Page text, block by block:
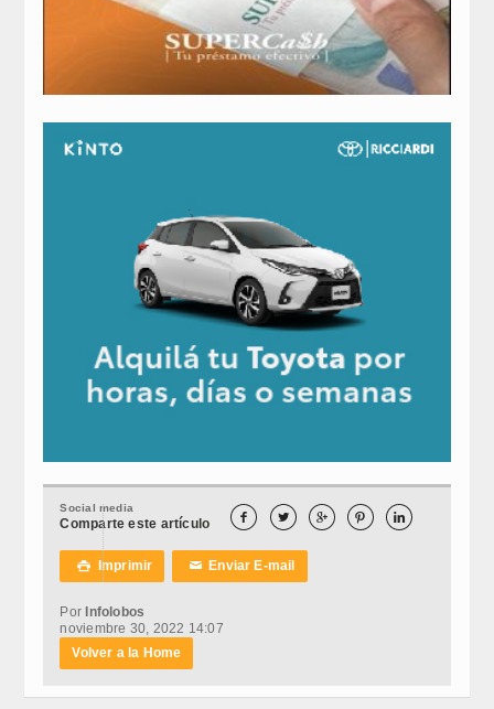
Social media
Comparte este artículo     
 Imprimir ✉Enviar E-mail
PorInfolobos
noviembre 30, 2022 14:07
Volver a la Home